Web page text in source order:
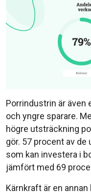
Porrindustrin är även
och yngre sparare.
högre utsträckning
gör. 57 procent av de
som kan investera i
jämfört med 69
Kärnkraft är en